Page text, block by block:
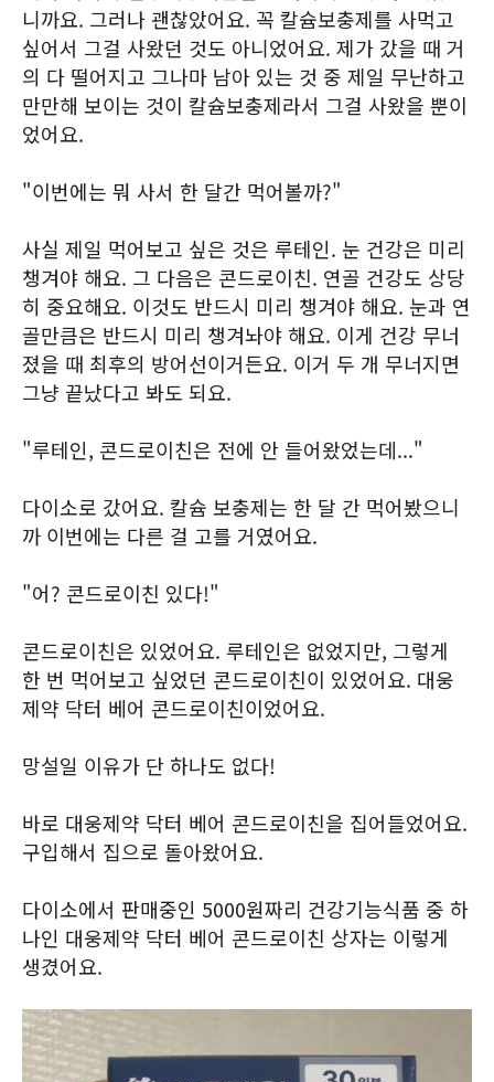
니까요. 그러나 괜찮았어요. 꼭 칼슘보충제를 사먹고
싶어서 그걸 사왔던 것도 아니었어요. 제가 갔을 때 거
의 다 떨어지고 그나마 남아 있는 것 중 제일 무난하고
만만해 보이는 것이 칼슘보충제라서 그걸 사왔을 뿐이
었어요.
"이번에는 뭐 사서 한 달간 먹어볼까?"
사실 제일 먹어보고 싶은 것은 루테인. 눈 건강은 미리
챙겨야 해요. 그 다음은 콘드로이친. 연골 건강도 상당
히 중요해요. 이것도 반드시 미리 챙겨야 해요. 눈과 연
골만큼은 반드시 미리 챙겨놔야 해요. 이게 건강 무너
졌을 때 최후의 방어선이거든요. 이거 두 개 무너지면
그냥 끝났다고 봐도 되요.
"루테인, 콘드로이친은 전에 안 들어왔었는데..."
다이소로 갔어요. 칼슘 보충제는 한 달 간 먹어봤으니
까 이번에는 다른 걸 고를 거였어요.
"어? 콘드로이친 있다!"
콘드로이친은 있었어요. 루테인은 없었지만, 그렇게
한 번 먹어보고 싶었던 콘드로이친이 있었어요. 대웅
제약 닥터 베어 콘드로이친이었어요.
망설일 이유가 단 하나도 없다!
바로 대웅제약 닥터 베어 콘드로이친을 집어들었어요.
구입해서 집으로 돌아왔어요.
다이소에서 판매중인 5000원짜리 건강기능식품 중 하
나인 대웅제약 닥터 베어 콘드로이친 상자는 이렇게
생겼어요.